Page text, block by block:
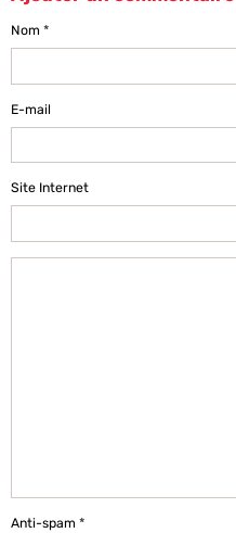
Nom
E-mail
Site Internet
Anti-spam